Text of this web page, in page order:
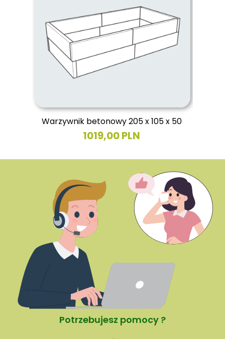
Warzywnik betonowy 205 x 105 x 50
1019,00 PLN
Potrzebujesz pomocy ?